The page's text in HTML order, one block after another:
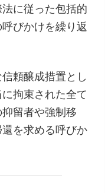
法に従った包括的
びかけを繰り返
頼醸成措置とし
拘束された全て
留者や強制移
を求める呼びか